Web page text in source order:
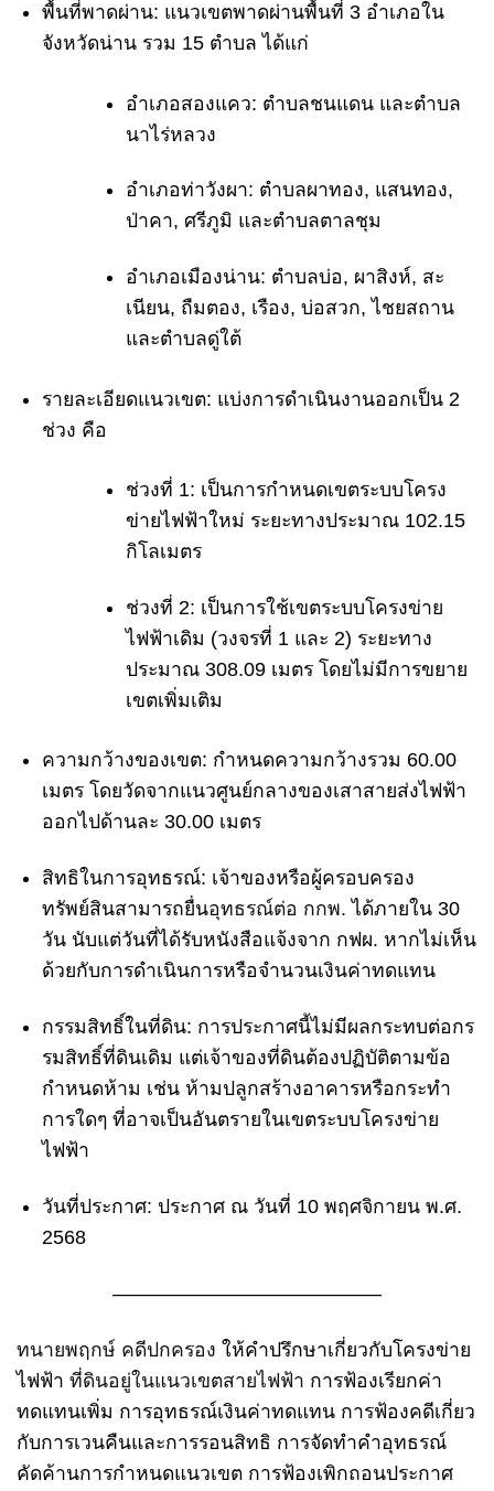
พื้นที่พาดผ่าน: แนวเขตพาดผ่านพื้นที่ 3 อำเภอใน
จังหวัดน่าน รวม 15 ตำบล ได้แก่
อำเภอสองแคว: ตำบลชนแดน และตำบล
นาไร่หลวง
อำเภอท่าวังผา: ตำบลผาทอง, แสนทอง,
ป่าคา, ศรีภูมิ และตำบลตาลชุม
อำเภอเมืองน่าน: ตำบลบ่อ, ผาสิงห์, สะ
เนียน, ถืมตอง, เรือง, บ่อสวก, ไชยสถาน
และตำบลดู่ใต้
รายละเอียดแนวเขต: แบ่งการดำเนินงานออกเป็น 2
ช่วง คือ
ช่วงที่ 1: เป็นการกำหนดเขตระบบโครง
ข่ายไฟฟ้าใหม่ ระยะทางประมาณ 102.15
กิโลเมตร
ช่วงที่ 2: เป็นการใช้เขตระบบโครงข่าย
ไฟฟ้าเดิม (วงจรที่ 1 และ 2) ระยะทาง
ประมาณ 308.09 เมตร โดยไม่มีการขยาย
เขตเพิ่มเติม
ความกว้างของเขต: กำหนดความกว้างรวม 60.00
เมตร โดยวัดจากแนวศูนย์กลางของเสาสายส่งไฟฟ้า
ออกไปด้านละ 30.00 เมตร
สิทธิในการอุทธรณ์: เจ้าของหรือผู้ครอบครอง
ทรัพย์สินสามารถยื่นอุทธรณ์ต่อ กกพ. ได้ภายใน 30
วัน นับแต่วันที่ได้รับหนังสือแจ้งจาก กฟผ. หากไม่เห็น
ด้วยกับการดำเนินการหรือจำนวนเงินค่าทดแทน
กรรมสิทธิ์ในที่ดิน: การประกาศนี้ไม่มีผลกระทบต่อกร
รมสิทธิ์ที่ดินเดิม แต่เจ้าของที่ดินต้องปฏิบัติตามข้อ
กำหนดห้าม เช่น ห้ามปลูกสร้างอาคารหรือกระทำ
การใดๆ ที่อาจเป็นอันตรายในเขตระบบโครงข่าย
ไฟฟ้า
วันที่ประกาศ: ประกาศ ณ วันที่ 10 พฤศจิกายน พ.ศ.
2568
—————————————–
ทนายพฤกษ์ คดีปกครอง ให้คำปรึกษาเกี่ยวกับโครงข่าย
ไฟฟ้า ที่ดินอยู่ในแนวเขตสายไฟฟ้า การฟ้องเรียกค่า
ทดแทนเพิ่ม การอุทธรณ์เงินค่าทดแทน การฟ้องคดีเกี่ยว
กับการเวนคืนและการรอนสิทธิ การจัดทำคำอุทธรณ์
คัดค้านการกำหนดแนวเขต การฟ้องเพิกถอนประกาศ